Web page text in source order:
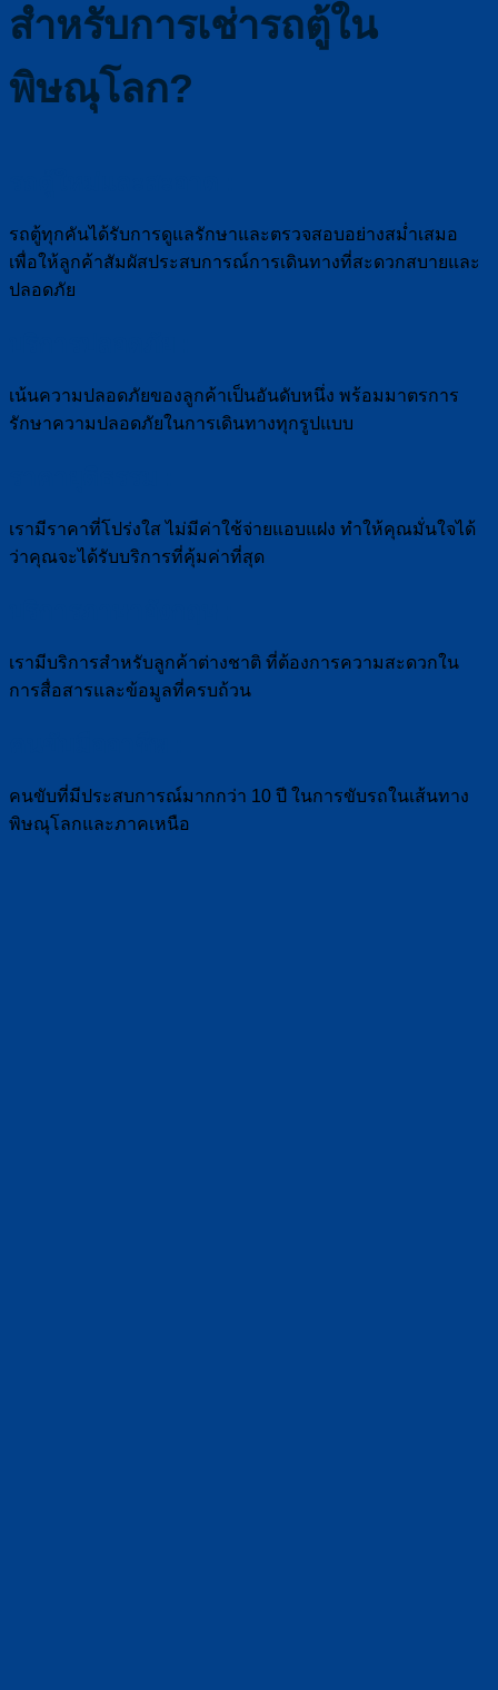
สำหรับการเช่ารถตู้ใน
พิษณุโลก?
รถตู้ทุกคันได้รับการดูแลรักษาและตรวจสอบอย่างสม่ำเสมอ
เพื่อให้ลูกค้าสัมผัสประสบการณ์การเดินทางที่สะดวกสบายและ
ปลอดภัย
เน้นความปลอดภัยของลูกค้าเป็นอันดับหนึ่ง พร้อมมาตรการ
รักษาความปลอดภัยในการเดินทางทุกรูปแบบ
เรามีราคาที่โปร่งใส ไม่มีค่าใช้จ่ายแอบแฝง ทำให้คุณมั่นใจได้
ว่าคุณจะได้รับบริการที่คุ้มค่าที่สุด
เรามีบริการสำหรับลูกค้าต่างชาติ ที่ต้องการความสะดวกใน
การสื่อสารและข้อมูลที่ครบถ้วน
คนขับที่มีประสบการณ์มากกว่า 10 ปี ในการขับรถในเส้นทาง
พิษณุโลกและภาคเหนือ